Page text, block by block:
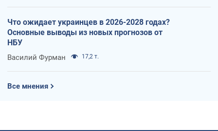
Что ожидает украинцев в 2026-2028 годах?
Основные выводы из новых прогнозов от
НБУ
Василий Фурман 17,2 т.
Все мнения